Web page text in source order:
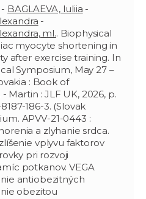
- BAGLAEVA, Iuliia -
-
ml.. Biophysical
myocyte shortening in
after exercise training. In
Symposium, May 27 –
: Book of
Martin : JLF UK, 2026, p.
186-3. (Slovak
APVV-21-0443 :
a zlyhanie srdca.
vplyvu faktorov
pri rozvoji
potkanov. VEGA
antiobezitných
obezitou